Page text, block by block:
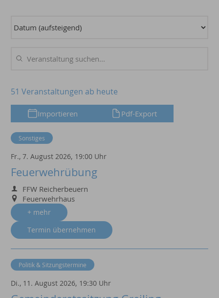
51 Veranstaltungen ab heute
Importieren Pdf-Export
Fr., 7. August 2026, 19:00 Uhr
Feuerwehrübung
FFW Reicherbeuern
Feuerwehrhaus
+ mehr
Termin übernehmen
Sonstiges
Di., 11. August 2026, 19:30 Uhr
Politik & Sitzungstermine